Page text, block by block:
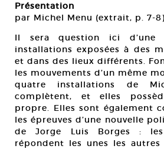
Présentation
par Michel Menu (extrait, p. 7-8)
Il sera question ici d’une
installations exposées à des
et dans des lieux différents.
les mouvements d’un même
quatre installations de
complètent, et elles
propre. Elles sont également
les épreuves d’une nouvelle
de Jorge Luis Borges :
répondent les unes les